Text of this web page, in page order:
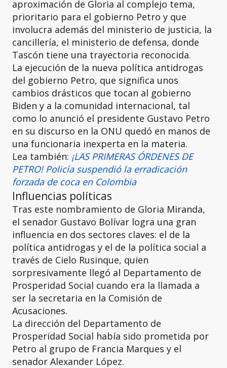
aproximación de Gloria al complejo tema,
prioritario para el gobierno Petro y que
involucra además del ministerio de justicia, la
cancillería, el ministerio de defensa, donde
Tascón tiene una trayectoria reconocida.
La ejecución de la nueva política antidrogas
del gobierno Petro, que significa unos
cambios drásticos que tocan al gobierno
Biden y a la comunidad internacional, tal
como lo anunció el presidente Gustavo Petro
en su discurso en la ONU quedó en manos de
una funcionaria inexperta en la materia.
Lea también: ¡LAS PRIMERAS ÓRDENES DE
PETRO! Policía suspendió la erradicación
forzada de coca en Colombia
Influencias políticas
Tras este nombramiento de Gloria Miranda,
el senador Gustavo Bolívar logra una gran
influencia en dos sectores claves: el de la
política antidrogas y el de la política social a
través de Cielo Rusinque, quien
sorpresivamente llegó al Departamento de
Prosperidad Social cuando era la llamada a
ser la secretaria en la Comisión de
Acusaciones.
La dirección del Departamento de
Prosperidad Social había sido prometida por
Petro al grupo de Francia Marques y el
senador Alexander López.